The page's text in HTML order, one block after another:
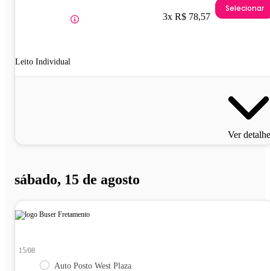
Leito Individual
3x R$ 78,57
Selecionar
Ver
sábado, 15 de agosto
15/08
Auto Posto West Plaza